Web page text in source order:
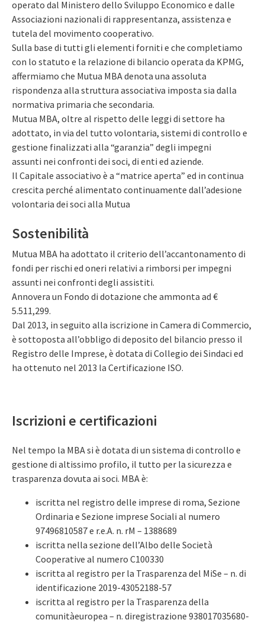
operato dal Ministero dello Sviluppo Economico e dalle
Associazioni nazionali di rappresentanza, assistenza e
tutela del movimento cooperativo.
Sulla base di tutti gli elementi forniti e che completiamo
con lo statuto e la relazione di bilancio operata da KPMG,
affermiamo che Mutua MBA denota una assoluta
rispondenza alla struttura associativa imposta sia dalla
normativa primaria che secondaria.
Mutua MBA, oltre al rispetto delle leggi di settore ha
adottato, in via del tutto volontaria, sistemi di controllo e
gestione finalizzati alla “garanzia” degli impegni
assunti nei confronti dei soci, di enti ed aziende.
Il Capitale associativo è a “matrice aperta” ed in continua
crescita perché alimentato continuamente dall’adesione
volontaria dei soci alla Mutua
Sostenibilità
Mutua MBA ha adottato il criterio dell’accantonamento di
fondi per rischi ed oneri relativi a rimborsi per impegni
assunti nei confronti degli assistiti.
Annovera un Fondo di dotazione che ammonta ad €
5.511,299.
Dal 2013, in seguito alla iscrizione in Camera di Commercio,
è sottoposta all’obbligo di deposito del bilancio presso il
Registro delle Imprese, è dotata di Collegio dei Sindaci ed
ha ottenuto nel 2013 la Certificazione ISO.
Iscrizioni e certificazioni
Nel tempo la MBA si è dotata di un sistema di controllo e
gestione di altissimo profilo, il tutto per la sicurezza e
trasparenza dovuta ai soci. MBA è:
iscritta nel registro delle imprese di roma, Sezione
Ordinaria e Sezione imprese Sociali al numero
97496810587 e r.e.A. n. rM – 1388689
iscritta nella sezione dell’Albo delle Società
Cooperative al numero C100330
iscritta al registro per la Trasparenza del MiSe – n. di
identificazione 2019-43052188-57
iscritta al registro per la Trasparenza della
comunitàeuropea – n. diregistrazione 938017035680-